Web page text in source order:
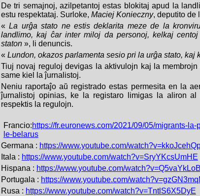
De tri semajnoj, azilpetantoj estas blokitaj apud la
estu respektataj. Surloke, Maciej Konieczny, deputito de
«La urĝa stato ne estis deklarita meze de la
landlimo, kaj ĉar inter miloj da personoj, kelkaj
staton», li denuncis.
« Lundon, okazos parlamenta sesio pri la urĝa stato,
Tiuj novaj reguloj devigas la aktivulojn kaj la
same kiel la ĵurnalistoj.
Neniu raportaĵo aŭ registrado estas permesita en la
ĵurnalistoj opinias, ke la registaro limigas la aliron
respektis la regulojn.
Francio:https://fr.euronews.com/2021/09/05/migrants-
le-belarus
Germana : https://www.youtube.com/
Itala : https://www.youtube.com/watch?v=SryYKcsUmHE
Hispana : https://www.youtube.com/
Portugala : https://www.youtube.com/
Rusa : https://www.youtube.com/watch?v=TntlS6X5DyE